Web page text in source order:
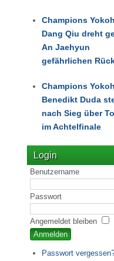
Champions
Dang Qiu dreht
An Jaehyun
gefährlichen
Champions
Benedikt Duda
nach Sieg über
im Achtelfinale
Login
Benutzername
Passwort
Angemeldet bleiben
Passwort